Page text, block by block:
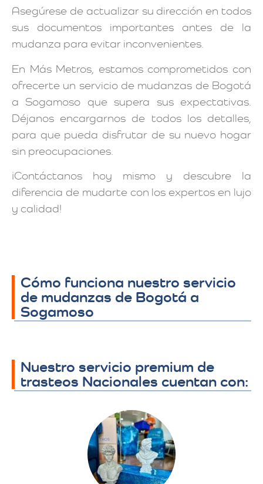
Asegúrese de actualizar su dirección en todos
sus documentos importantes antes de la
mudanza para evitar inconvenientes.
En Más Metros, estamos comprometidos con
ofrecerte un servicio de mudanzas de Bogotá
a Sogamoso que supera sus expectativas.
Déjanos encargarnos de todos los detalles,
para que pueda disfrutar de su nuevo hogar
sin preocupaciones.
¡Contáctanos hoy mismo y descubre la
diferencia de mudarte con los expertos en lujo
y calidad!
Cómo funciona nuestro servicio
de mudanzas de Bogotá a
Sogamoso
Nuestro servicio premium de
trasteos Nacionales cuentan con: